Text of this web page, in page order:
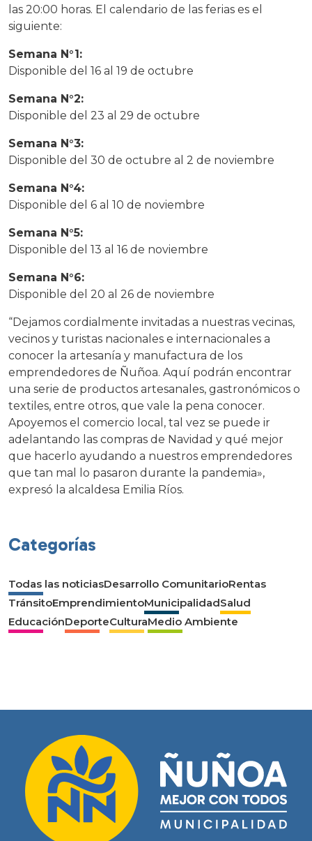
las 20:00 horas. El calendario de las ferias es el
siguiente:
Semana N°1:
Disponible del 16 al 19 de octubre
Semana N°2:
Disponible del 23 al 29 de octubre
Semana N°3:
Disponible del 30 de octubre al 2 de noviembre
Semana N°4:
Disponible del 6 al 10 de noviembre
Semana N°5:
Disponible del 13 al 16 de noviembre
Semana N°6:
Disponible del 20 al 26 de noviembre
“Dejamos cordialmente invitadas a nuestras vecinas,
vecinos y turistas nacionales e internacionales a
conocer la artesanía y manufactura de los
emprendedores de Ñuñoa. Aquí podrán encontrar
una serie de productos artesanales, gastronómicos o
textiles, entre otros, que vale la pena conocer.
Apoyemos el comercio local, tal vez se puede ir
adelantando las compras de Navidad y qué mejor
que hacerlo ayudando a nuestros emprendedores
que tan mal lo pasaron durante la pandemia»,
expresó la alcaldesa Emilia Ríos.
Categorías
Todas las noticiasDesarrollo ComunitarioRentas
TránsitoEmprendimientoMunicipalidadSalud
EducaciónDeporteCulturaMedio Ambiente